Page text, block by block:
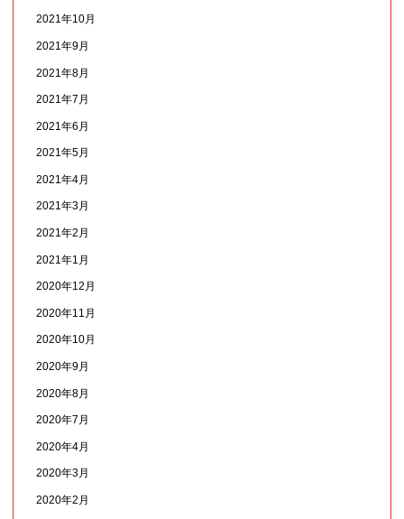
2021年10月
2021年9月
2021年8月
2021年7月
2021年6月
2021年5月
2021年4月
2021年3月
2021年2月
2021年1月
2020年12月
2020年11月
2020年10月
2020年9月
2020年8月
2020年7月
2020年4月
2020年3月
2020年2月